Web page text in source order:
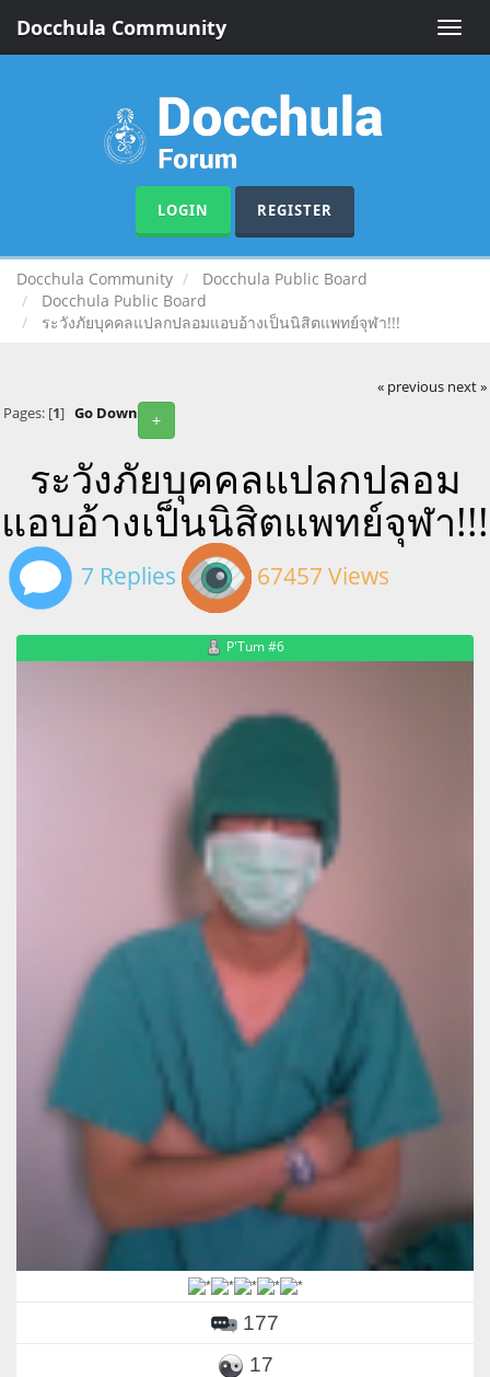
Toggle
Docchula Community
LOGIN REGISTER
Docchula Community
Docchula Public Board
Docchula Public Board
ระวังภัยบุคคลแปลกปลอมแอบอ้างเป็นนิสิตแพทย์จุฬา!!!
« previous next »
+
Pages: [1] Go Down
ระวังภัยบุคคลแปลกปลอม
แอบอ้างเป็นนิสิตแพทย์จุฬา!!!
7 Replies 67457 Views
P'Tum #6
177
17